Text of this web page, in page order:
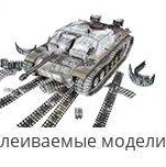
модели
модели